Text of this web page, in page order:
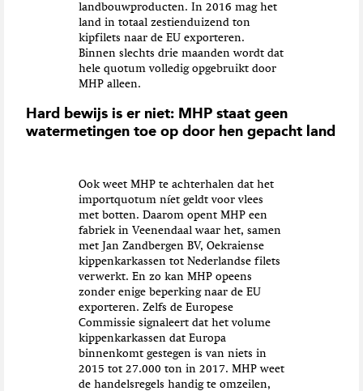
landbouwproducten. In 2016 mag het
land in totaal zestienduizend ton
kipfilets naar de EU exporteren.
Binnen slechts drie maanden wordt dat
hele quotum volledig opgebruikt door
MHP alleen.
Hard bewijs is er niet: MHP staat geen
watermetingen toe op door hen gepacht land
Ook weet MHP te achterhalen dat het
importquotum níet geldt voor vlees
met botten. Daarom opent MHP een
fabriek in Veenendaal waar het, samen
met Jan Zandbergen BV, Oekraiense
kippenkarkassen tot Nederlandse filets
verwerkt. En zo kan MHP opeens
zonder enige beperking naar de EU
exporteren. Zelfs de Europese
Commissie signaleert dat het volume
kippenkarkassen dat Europa
binnenkomt gestegen is van niets in
2015 tot 27.000 ton in 2017. MHP weet
de handelsregels handig te omzeilen,